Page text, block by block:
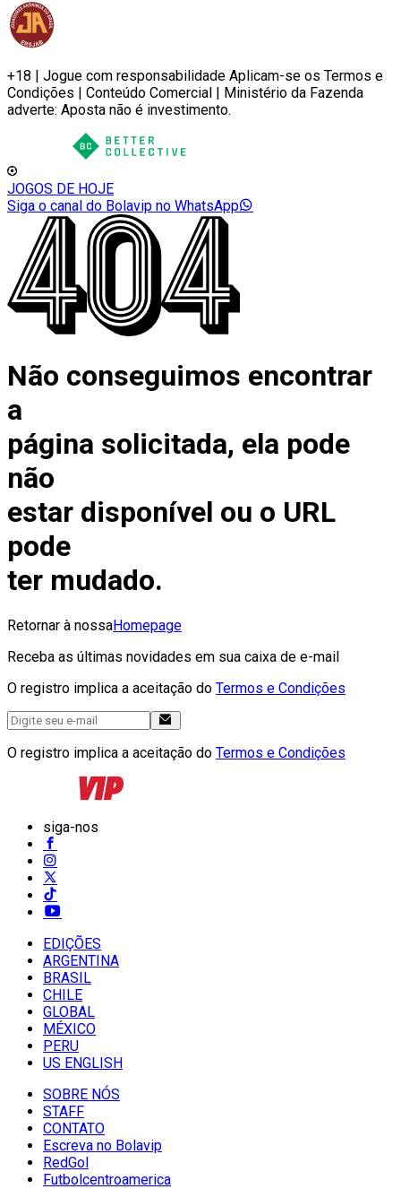
+18 | Jogue com responsabilidade Aplicam-se os Termos e
Condições | Conteúdo Comercial | Ministério da Fazenda
adverte: Aposta não é investimento.
JOGOS DE HOJE
Siga o canal do Bolavip no WhatsApp
Não conseguimos encontrar
a
página solicitada, ela pode
não
estar disponível ou o URL
pode
ter mudado.
Retornar à nossaHomepage
Receba as últimas novidades em sua caixa de e-mail
O registro implica a aceitação do Termos e Condições
O registro implica a aceitação do Termos e Condições
siga-nos
EDIÇÕES
ARGENTINA
BRASIL
CHILE
GLOBAL
MÉXICO
PERU
US ENGLISH
SOBRE NÓS
STAFF
CONTATO
Escreva no Bolavip
RedGol
Futbolcentroamerica